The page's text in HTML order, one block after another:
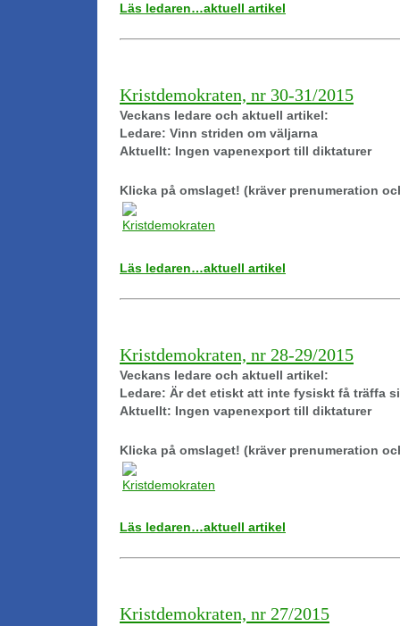
Läs ledaren…aktuell artikel
Kristdemokraten, nr 30-31/2015
Veckans ledare och aktuell artikel:
Ledare: Vinn striden om väljarna
Aktuellt: Ingen vapenexport till diktaturer
Klicka på omslaget! (kräver prenumeration
Läs ledaren…aktuell artikel
Kristdemokraten, nr 28-29/2015
Veckans ledare och aktuell artikel:
Ledare: Är det etiskt att inte fysiskt få träffa
Aktuellt: Ingen vapenexport till diktaturer
Klicka på omslaget! (kräver prenumeration
Läs ledaren…aktuell artikel
Kristdemokraten, nr 27/2015